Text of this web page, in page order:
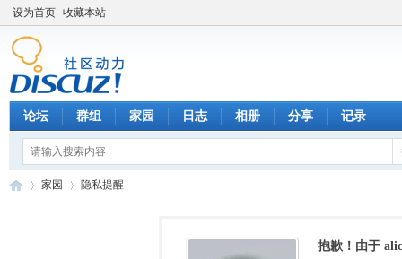
设为首页 收藏本站
论坛 群组 家园 日志 相册 分享 记录
家园 隐私提醒
抱歉！由于